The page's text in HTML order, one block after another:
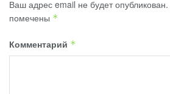
Ваш адрес email не будет опубликован.
помечены *
Комментарий *